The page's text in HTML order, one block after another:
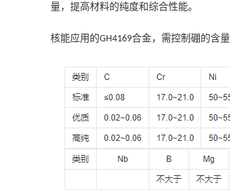
量，提高材料的纯度和综合性能。
核能应用的GH4169合金，需控制硼的含